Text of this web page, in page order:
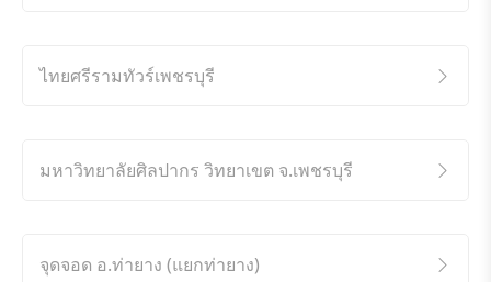
ไทยศรีรามทัวร์เพชรบุรี
มหาวิทยาลัยศิลปากร วิทยาเขต จ.เพชรบุรี
จุดจอด อ.ท่ายาง (แยกท่ายาง)